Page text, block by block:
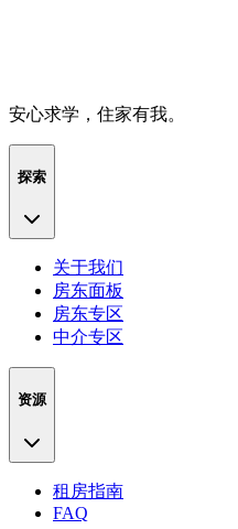
安心求学，住家有我。
探索
关于我们
房东面板
房东专区
中介专区
资源
租房指南
FAQ